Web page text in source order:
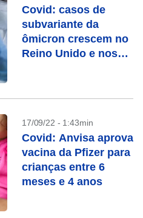
Covid: casos de
subvariante da
ômicron crescem no
Reino Unido e nos
17/09/22 - 1:43min
Covid: Anvisa aprova
vacina da Pfizer para
crianças entre 6
meses e 4 anos